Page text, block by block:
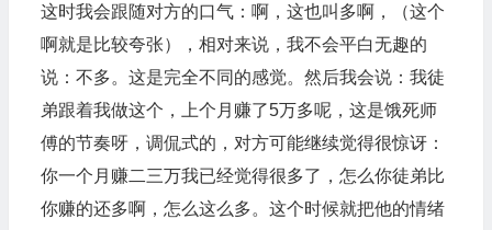
这时我会跟随对方的口气：啊，这也叫多啊，（这个
啊就是比较夸张），相对来说，我不会平白无趣的
说：不多。这是完全不同的感觉。然后我会说：我徒
弟跟着我做这个，上个月赚了5万多呢，这是饿死师
傅的节奏呀，调侃式的，对方可能继续觉得很惊讶：
你一个月赚二三万我已经觉得很多了，怎么你徒弟比
你赚的还多啊，怎么这么多。这个时候就把他的情绪